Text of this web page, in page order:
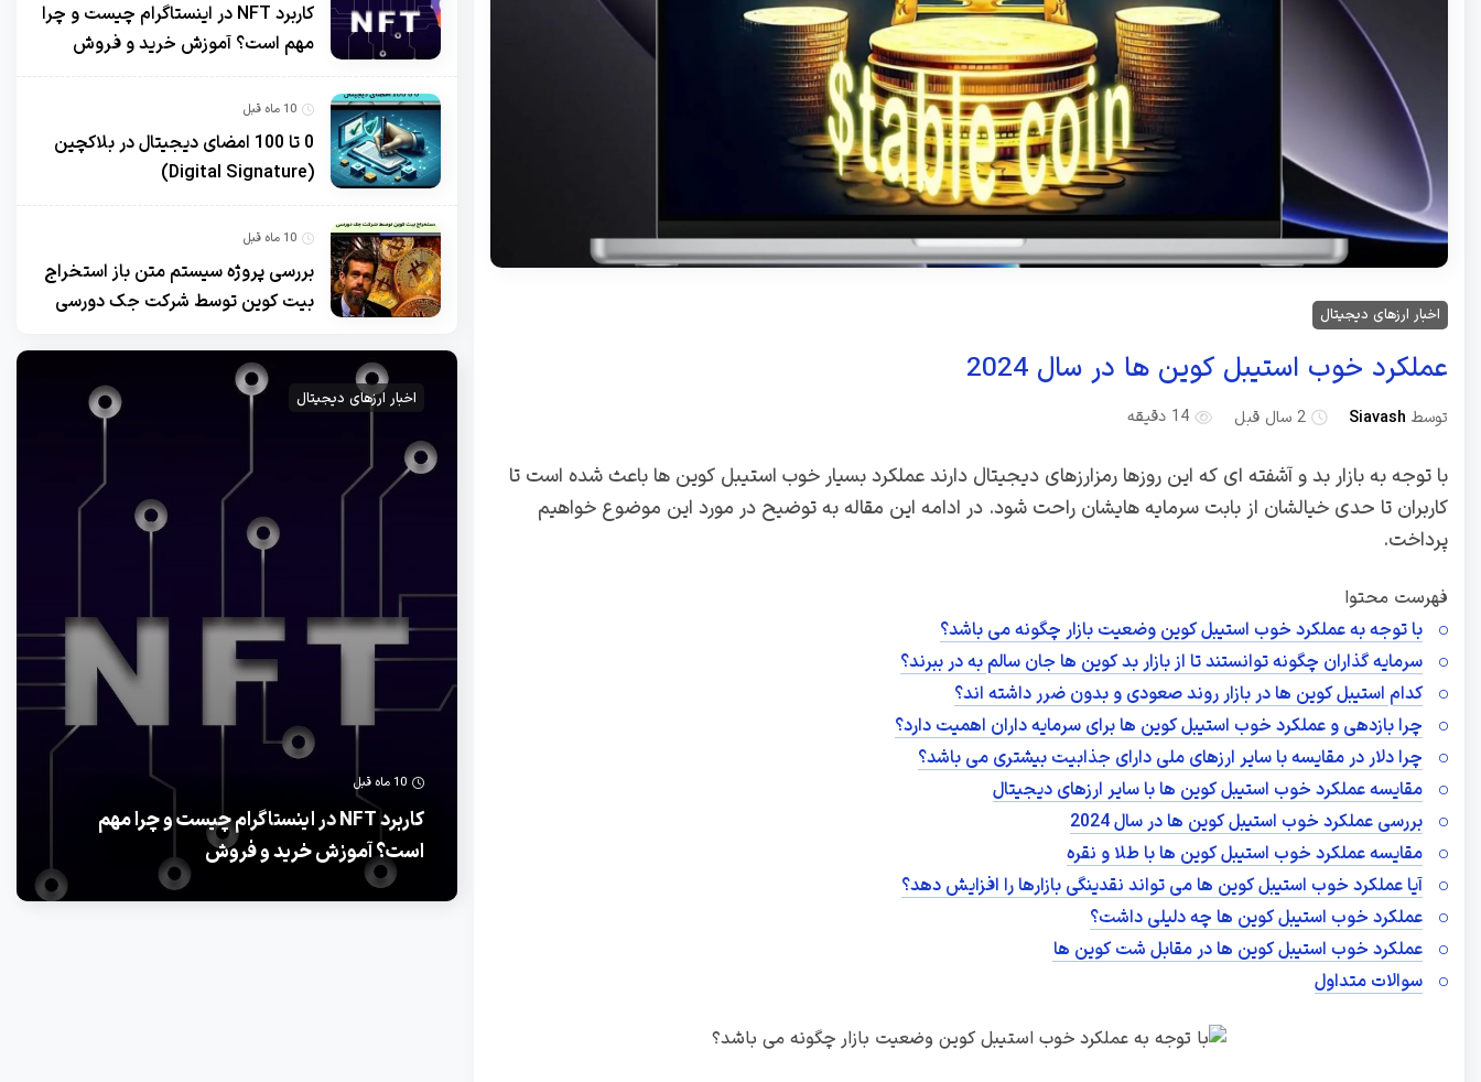
اخبار ارزهای دیجیتال
عملکرد خوب استیبل کوین ها در سال 2024
توسط Siavash 2 سال قبل 14 دقیقه
با توجه به بازار بد و آشفته ای که این روزها رمزارزهای دیجیتال دارند عملکرد بسیار خوب استیبل کوین ها باعث شده است تا
کاربران تا حدی خیالشان از بابت سرمایه هایشان راحت شود. در ادامه این مقاله به توضیح در مورد این موضوع خواهیم
پرداخت.
فهرست محتوا
با توجه به عملکرد خوب استیبل کوین وضعیت بازار چگونه می باشد؟
سرمایه گذاران چگونه توانستند تا از بازار بد کوین ها جان سالم به در ببرند؟
کدام استیبل کوین ها در بازار روند صعودی و بدون ضرر داشته اند؟
چرا بازدهی و عملکرد خوب استیبل کوین ها برای سرمایه داران اهمیت دارد؟
چرا دلار در مقایسه با سایر ارزهای ملی دارای جذابیت بیشتری می باشد؟
مقایسه عملکرد خوب استیبل کوین ها با سایر ارزهای دیجیتال
بررسی عملکرد خوب استیبل کوین ها در سال 2024
مقایسه عملکرد خوب استیبل کوین ها با طلا و نقره
آیا عملکرد خوب استیبل کوین ها می‌ تواند نقدینگی بازارها را افزایش دهد؟
عملکرد خوب استیبل کوین ها چه دلیلی داشت؟
عملکرد خوب استیبل کوین ها در مقابل شت کوین ها
سوالات متداول
کاربرد NFT در اینستاگرام چیست و چرا
مهم است؟ آموزش خرید و فروش
10 ماه قبل
0 تا 100 امضای دیجیتال در بلاکچین
(Digital Signature)
10 ماه قبل
بررسی پروژه سیستم متن باز استخراج
بیت کوین توسط شرکت جک دورسی
اخبار ارزهای دیجیتال
10 ماه قبل
کاربرد NFT در اینستاگرام چیست و چرا مهم
است؟ آموزش خرید و فروش